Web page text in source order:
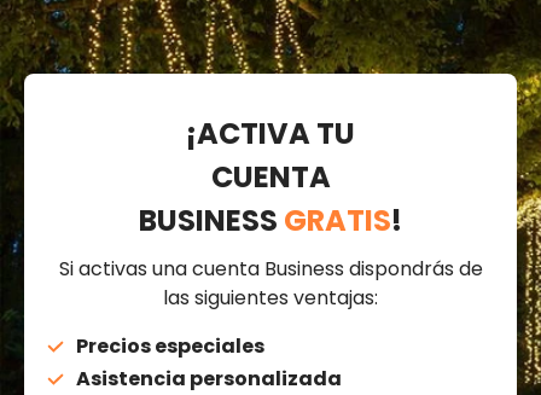
¡ACTIVA TU
CUENTA
BUSINESS GRATIS!
Si activas una cuenta Business dispondrás de
las siguientes ventajas:
Precios especiales
Asistencia personalizada